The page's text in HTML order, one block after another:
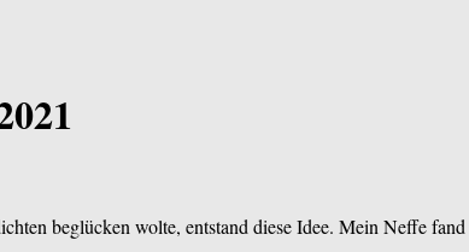
beglücken wolte, entstand diese Idee. Mein Neffe